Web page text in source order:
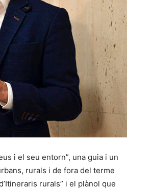
i el seu entorn”, una guia i un
rurals i de fora del terme
rurals” i el plànol que